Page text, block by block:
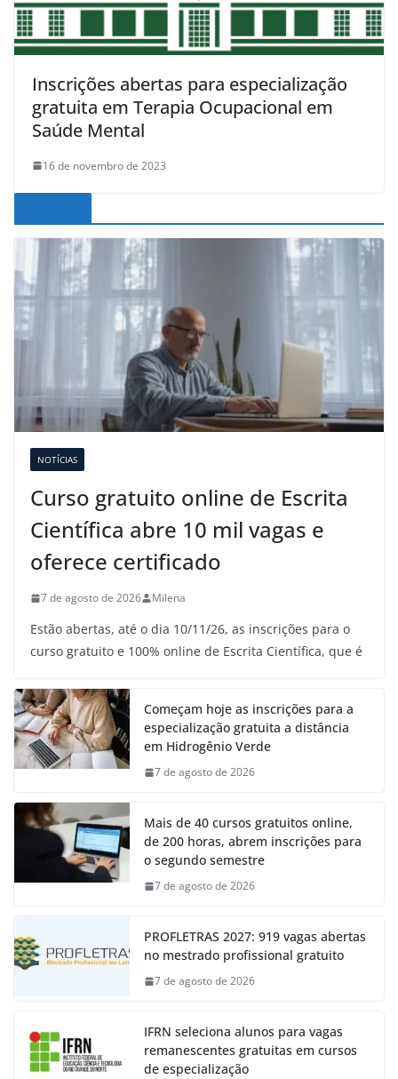
Inscrições abertas para especialização
gratuita em Terapia Ocupacional em
Saúde Mental
16 de novembro de 2023
NOTÍCIAS
Curso gratuito online de Escrita
Científica abre 10 mil vagas e
oferece certificado
7 de agosto de 2026 Milena
Estão abertas, até o dia 10/11/26, as inscrições para o
curso gratuito e 100% online de Escrita Científica, que é
Começam hoje as inscrições para a
especialização gratuita a distância
em Hidrogênio Verde
7 de agosto de 2026
Mais de 40 cursos gratuitos online,
de 200 horas, abrem inscrições para
o segundo semestre
7 de agosto de 2026
PROFLETRAS 2027: 919 vagas abertas
no mestrado profissional gratuito
7 de agosto de 2026
IFRN seleciona alunos para vagas
remanescentes gratuitas em cursos
de especialização